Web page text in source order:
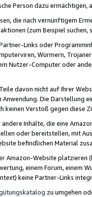
Person dazu
die nach vernünftigem
(zum Beispiel
Links oder
Würmern,
Nutzer-Computer oder
davon nicht auf Ihrer
Anwendung. Die Darstellung
keinen Verstoß gegen diese
Inhalte, die eine
oder bereitstellen, mit
befindlichen Material
Amazon-Website
einem Forum, einem
keine Partner-Links
zu umgehen